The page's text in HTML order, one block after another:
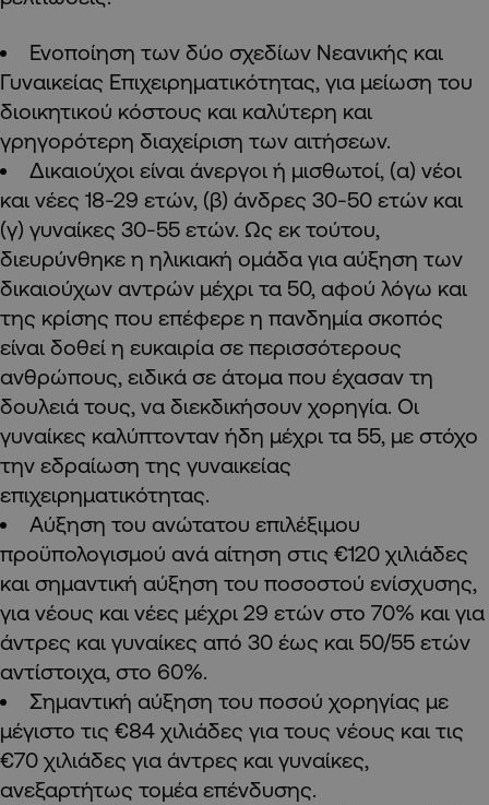
Ενοποίηση των δύο σχεδίων Νεανικής και
Γυναικείας Επιχειρηματικότητας, για μείωση του
διοικητικού κόστους και καλύτερη και
γρηγορότερη διαχείριση των αιτήσεων.
Δικαιούχοι είναι άνεργοι ή μισθωτοί, (α) νέοι
και νέες 18-29 ετών, (β) άνδρες 30-50 ετών και
(γ) γυναίκες 30-55 ετών. Ως εκ τούτου,
διευρύνθηκε η ηλικιακή ομάδα για αύξηση των
δικαιούχων αντρών μέχρι τα 50, αφού λόγω και
της κρίσης που επέφερε η πανδημία σκοπός
είναι δοθεί η ευκαιρία σε περισσότερους
ανθρώπους, ειδικά σε άτομα που έχασαν τη
δουλειά τους, να διεκδικήσουν χορηγία. Οι
γυναίκες καλύπτονταν ήδη μέχρι τα 55, με στόχο
την εδραίωση της γυναικείας
επιχειρηματικότητας.
Αύξηση του ανώτατου επιλέξιμου
προϋπολογισμού ανά αίτηση στις €120 χιλιάδες
και σημαντική αύξηση του ποσοστού ενίσχυσης,
για νέους και νέες μέχρι 29 ετών στο 70% και για
άντρες και γυναίκες από 30 έως και 50/55 ετών
αντίστοιχα, στο 60%.
Σημαντική αύξηση του ποσού χορηγίας με
μέγιστο τις €84 χιλιάδες για τους νέους και τις
€70 χιλιάδες για άντρες και γυναίκες,
ανεξαρτήτως τομέα επένδυσης.